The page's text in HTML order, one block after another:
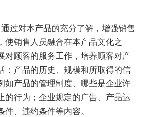
过对本产品的充分了解，增强销售
使销售人员融合在本产品文化之
对顾客的服务工作，培养顾客对产
：产品的历史、规模和所取得的信
如产品的管理制度、哪些是企业许
的行为；企业规定的广告、产品运
件、违约条件等内容。